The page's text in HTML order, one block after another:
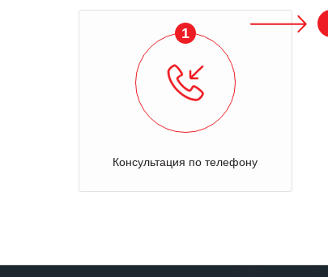
1
Консультация по телефону